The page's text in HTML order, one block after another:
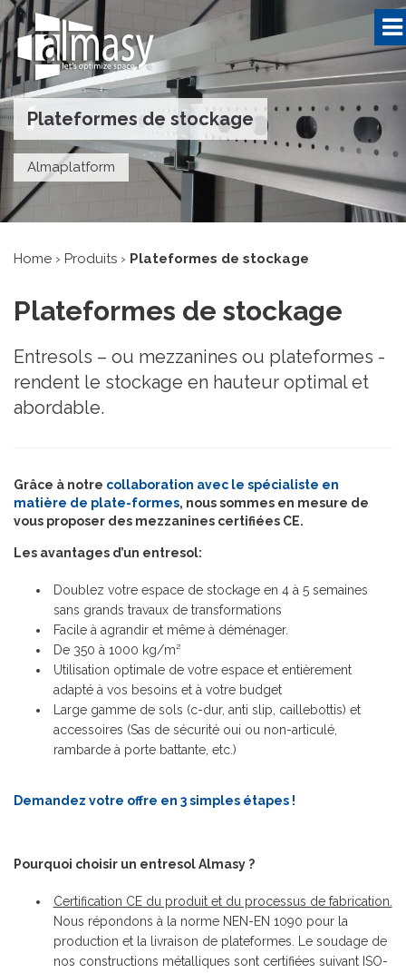
Plateformes de stockage
Almaplatform
Home › Produits › Plateformes de stockage
Plateformes de stockage
Entresols – ou mezzanines ou plateformes -
rendent le stockage en hauteur optimal et
abordable.
Grâce à notre collaboration avec le spécialiste en
matière de plate-formes, nous sommes en mesure de
vous proposer des mezzanines certifiées CE.
Les avantages d’un entresol:
Doublez votre espace de stockage en 4 à 5 semaines
sans grands travaux de transformations
Facile à agrandir et même à déménager.
De 350 à 1000 kg/m²
Utilisation optimale de votre espace et entièrement
adapté à vos besoins et à votre budget
Large gamme de sols (c-dur, anti slip, caillebottis) et
accessoires (Sas de sécurité oui ou non-articulé,
rambarde à porte battante, etc.)
Demandez votre offre en 3 simples étapes !
Pourquoi choisir un entresol Almasy ?
Certification CE du produit et du processus de fabrication.
Nous répondons à la norme NEN-EN 1090 pour la
production et la livraison de plateformes. Le soudage de
nos constructions métalliques sont certifiées suivant ISO-